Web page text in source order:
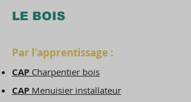
LE BOIS
Par l'apprentissage :
CAP Charpentier bois
CAP Menuisier installateur